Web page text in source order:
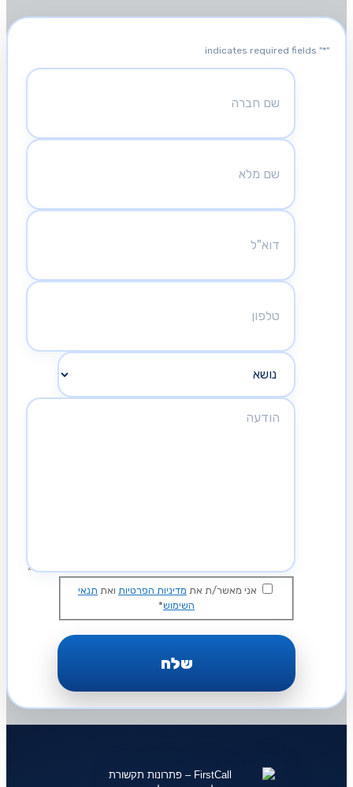
"
*
" indicates required fields
אני מאשר/ת את מדיניות הפרטיות ואת תנאי
השימוש*